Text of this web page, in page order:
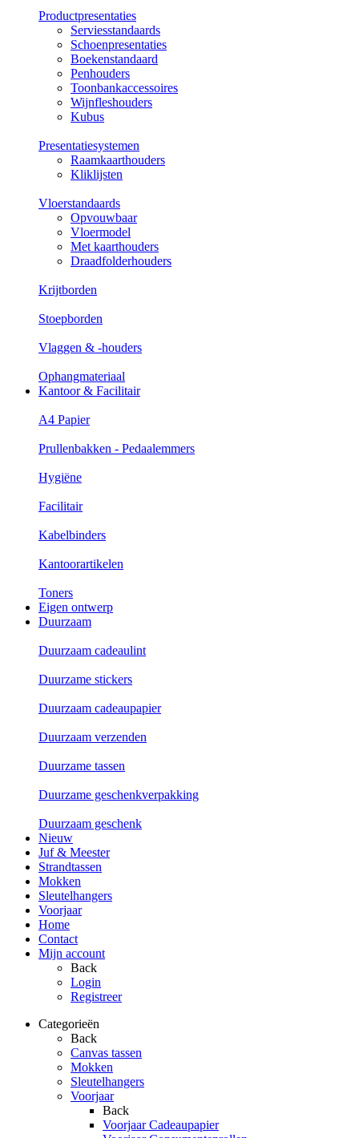
Productpresentaties
Serviesstandaards
Schoenpresentaties
Boekenstandaard
Penhouders
Toonbankaccessoires
Wijnfleshouders
Kubus
Presentatiesystemen
Raamkaarthouders
Kliklijsten
Vloerstandaards
Opvouwbaar
Vloermodel
Met kaarthouders
Draadfolderhouders
Krijtborden
Stoepborden
Vlaggen & -houders
Ophangmateriaal
Kantoor & Facilitair
A4 Papier
Prullenbakken - Pedaalemmers
Hygiëne
Facilitair
Kabelbinders
Kantoorartikelen
Toners
Eigen ontwerp
Duurzaam
Duurzaam cadeaulint
Duurzame stickers
Duurzaam cadeaupapier
Duurzaam verzenden
Duurzame tassen
Duurzame geschenkverpakking
Duurzaam geschenk
Nieuw
Juf & Meester
Strandtassen
Mokken
Sleutelhangers
Voorjaar
Home
Contact
Mijn account
Back
Login
Registreer
Categorieën
Back
Canvas tassen
Mokken
Sleutelhangers
Voorjaar
Back
Voorjaar Cadeaupapier